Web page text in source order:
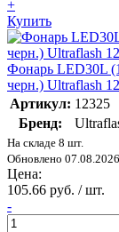
+
Купить
Фонарь LED30L
черн.) Ultraflash
Артикул: 12325
Бренд:
На складе 8 шт.
Обновлено 07.08.2026
Цена:
105.66 руб. / шт.
-